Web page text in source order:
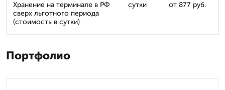
Хранение на терминале в РФ
сверх льготного периода
(стоимость в сутки)
сутки от 877 руб.
Портфолио